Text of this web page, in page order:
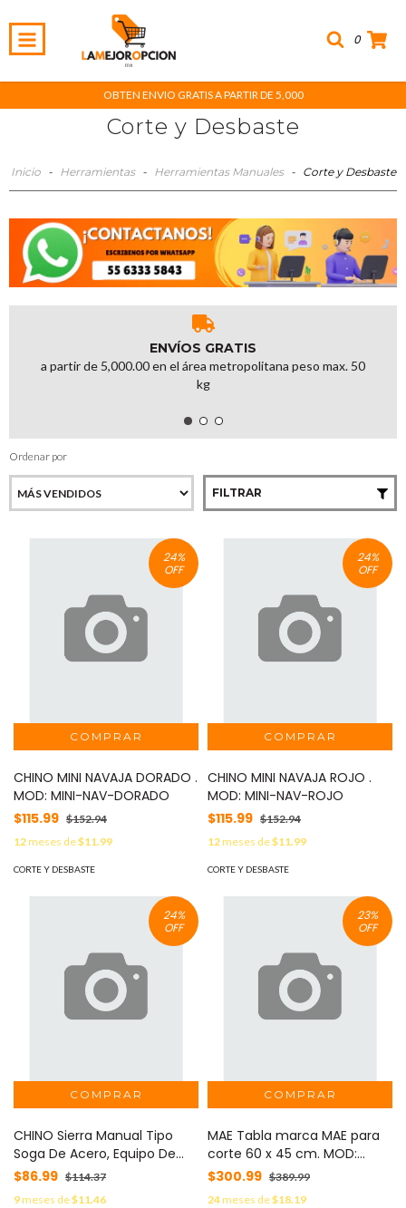
0
OBTEN ENVIO GRATIS A PARTIR DE 5,000
Corte y Desbaste
Inicio - Herramientas - Herramientas Manuales - Corte y Desbaste
ENVÍOS GRATIS
a partir de 5,000.00 en el área metropolitana peso max. 50
kg
Ordenar por
FILTRAR
24%
OFF
CHINO MINI NAVAJA DORADO .
MOD: MINI-NAV-DORADO
$115.99 $152.94
12meses de$11.99
CORTE Y DESBASTE
24%
OFF
CHINO MINI NAVAJA ROJO .
MOD: MINI-NAV-ROJO
$115.99 $152.94
12meses de$11.99
CORTE Y DESBASTE
24%
OFF
CHINO Sierra Manual Tipo
Soga De Acero, Equipo De
Supervivencia Negro . MOD:
SIERRA-CADENA-NEGRO
$86.99 $114.37
9meses de$11.46
23%
OFF
MAE Tabla marca MAE para
corte 60 x 45 cm. MOD:
TPC-A2
$300.99 $389.99
24meses de$18.19